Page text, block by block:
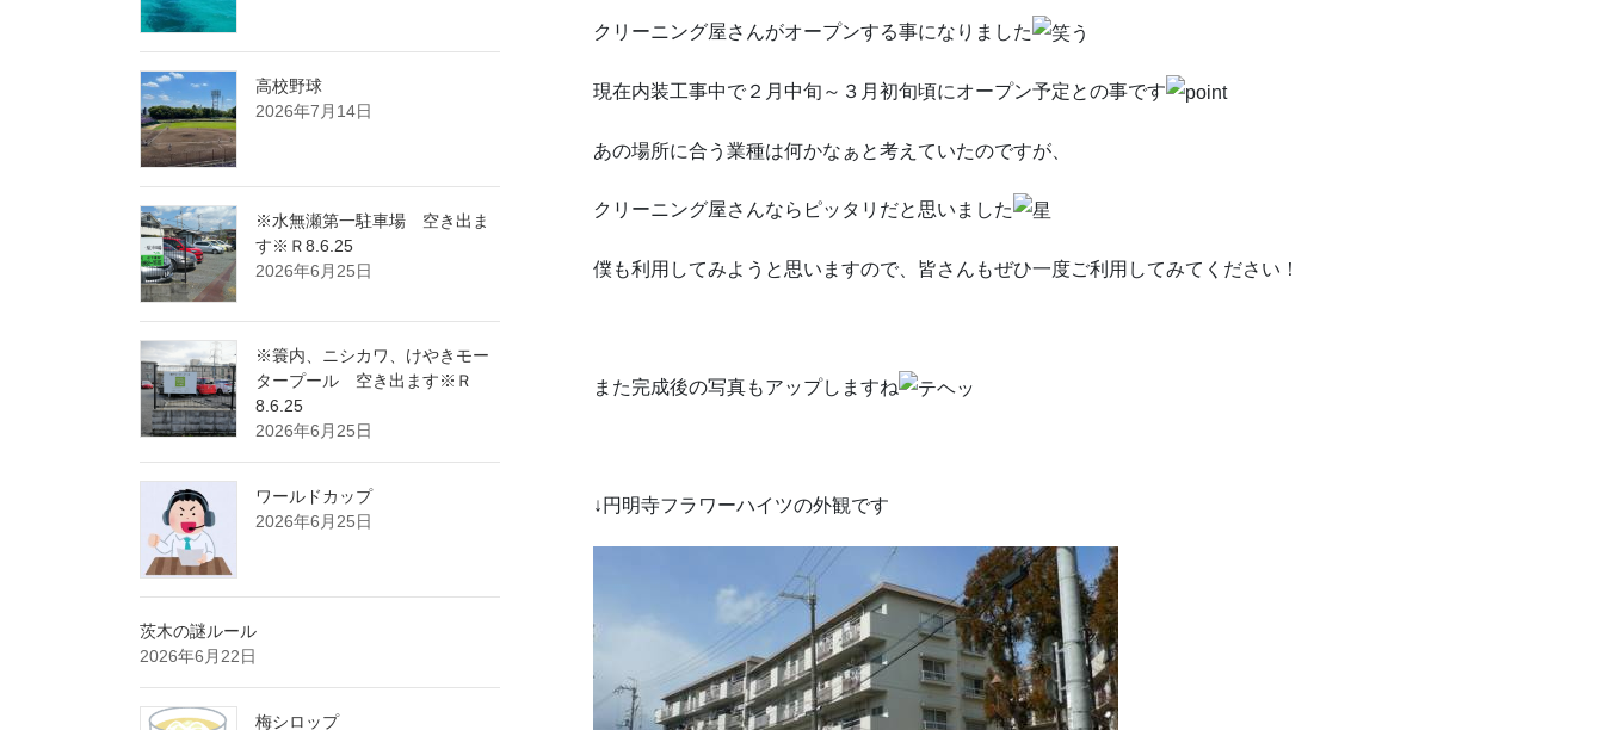
クリーニング屋さんがオープンする事になりました
現在内装工事中で２月中旬～３月初旬頃にオープン予定との事です
あの場所に合う業種は何かなぁと考えていたのですが、
クリーニング屋さんならピッタリだと思いました
僕も利用してみようと思いますので、皆さんもぜひ一度ご利用してみてください！
また完成後の写真もアップしますね
↓円明寺フラワーハイツの外観です
高校野球
2026年7月14日
※水無瀬第一駐車場 空き出ま
す※Ｒ8.6.25
2026年6月25日
※簑内、ニシカワ、けやきモー
タープール 空き出ます※Ｒ
8.6.25
2026年6月25日
ワールドカップ
2026年6月25日
茨木の謎ルール
2026年6月22日
梅シロップ